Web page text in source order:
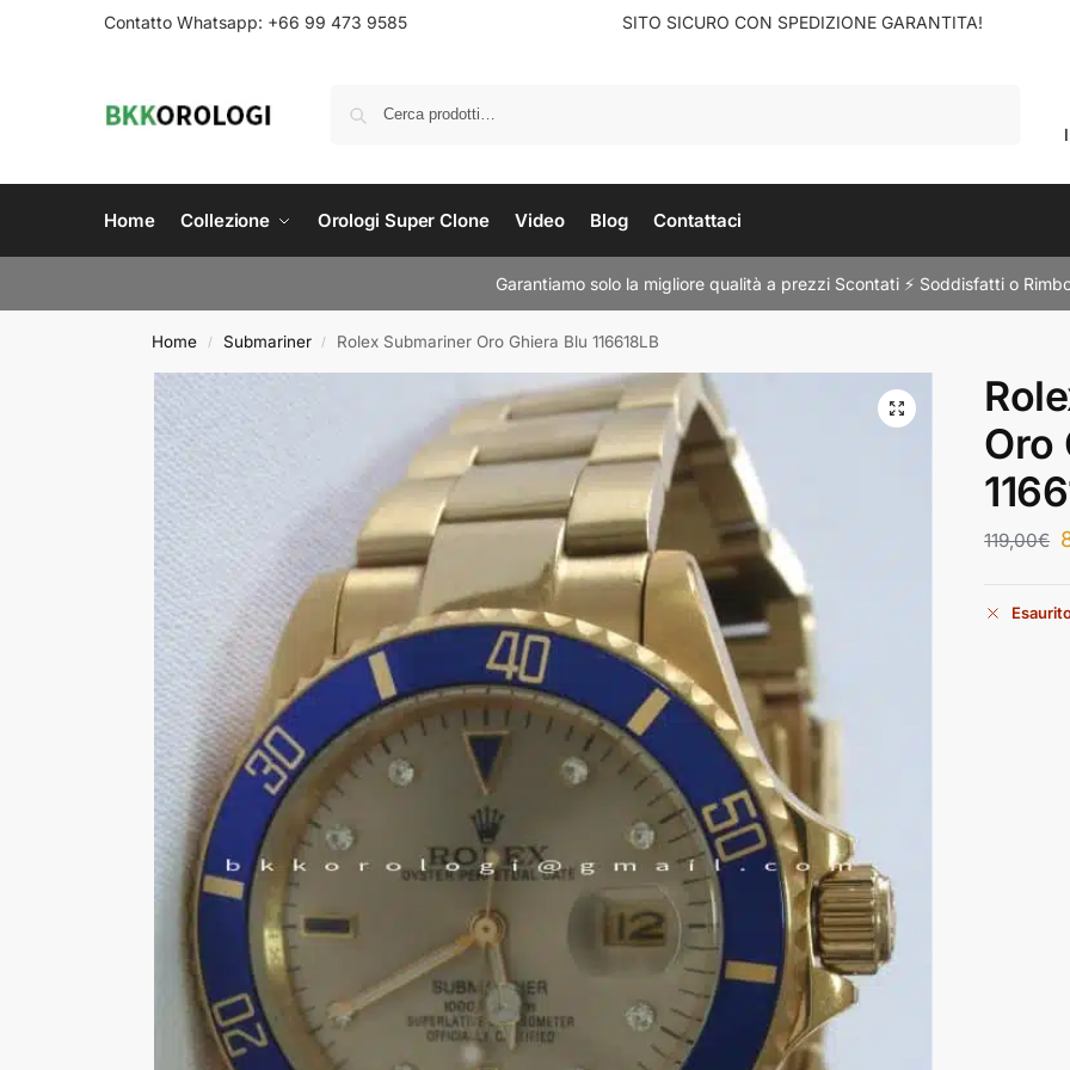
Contatto Whatsapp: +66 99 473 9585 SITO SICURO CON SPEDIZIONE GARANTITA!
Home Collezione Orologi Super Clone Video Blog Contattaci
Garantiamo solo la migliore qualità a prezzi Scontati ⚡ Soddisfatti o
Home / Submariner / Rolex Submariner Oro Ghiera Blu 116618LB
Oro
119,00€